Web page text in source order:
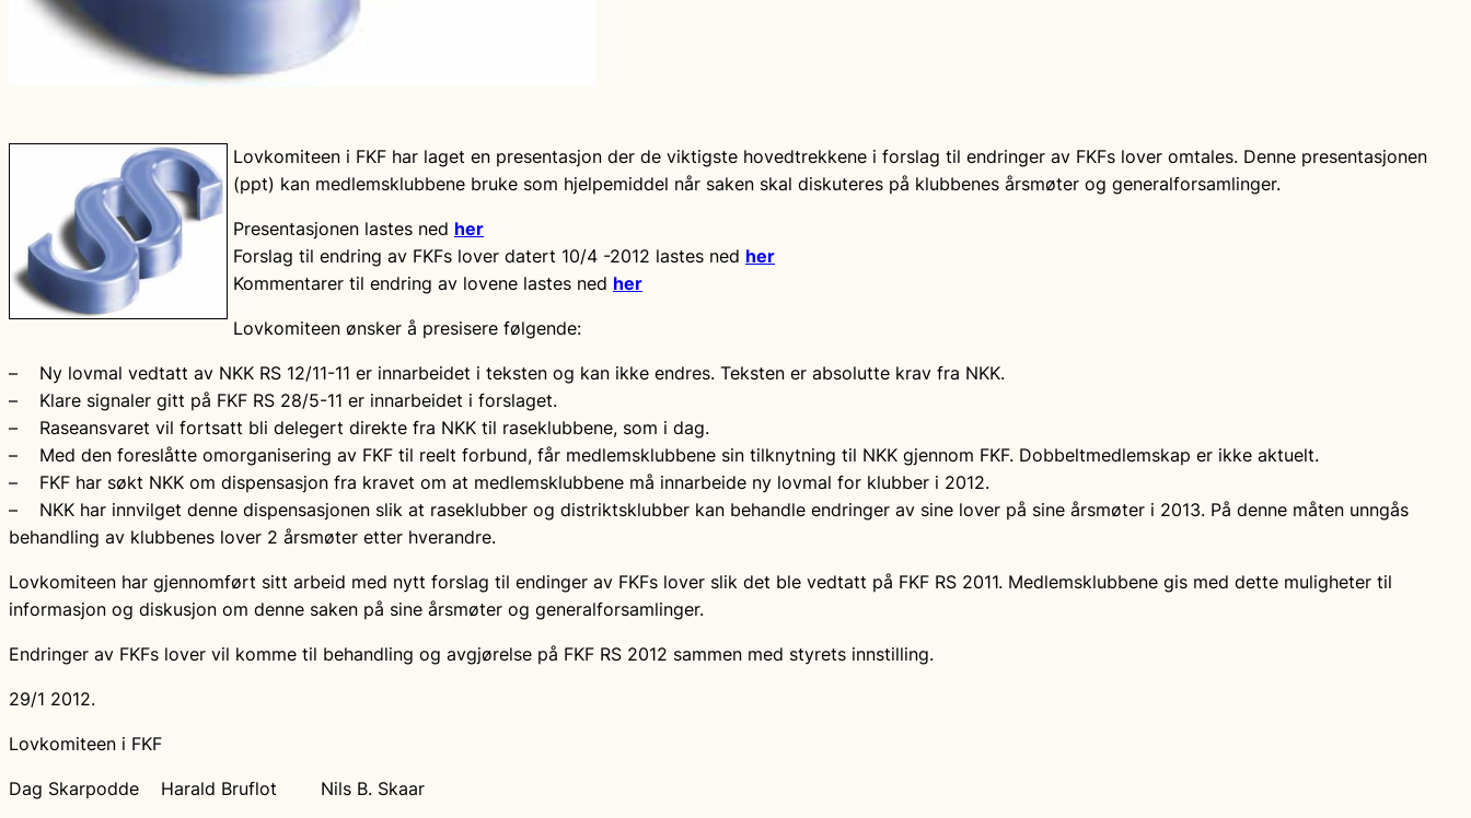
Lovkomiteen i FKF har laget en presentasjon der de viktigste hovedtrekkene i forslag til endringer av FKFs lover omtales. Denne presentasjonen
(ppt) kan medlemsklubbene bruke som hjelpemiddel når saken skal diskuteres på klubbenes årsmøter og generalforsamlinger.
Presentasjonen lastes ned her
Forslag til endring av FKFs lover datert 10/4 -2012 lastes ned her
Kommentarer til endring av lovene lastes ned her
Lovkomiteen ønsker å presisere følgende:
– Ny lovmal vedtatt av NKK RS 12/11-11 er innarbeidet i teksten og kan ikke endres. Teksten er absolutte krav fra NKK.
– Klare signaler gitt på FKF RS 28/5-11 er innarbeidet i forslaget.
– Raseansvaret vil fortsatt bli delegert direkte fra NKK til raseklubbene, som i dag.
– Med den foreslåtte omorganisering av FKF til reelt forbund, får medlemsklubbene sin tilknytning til NKK gjennom FKF. Dobbeltmedlemskap er ikke aktuelt.
– FKF har søkt NKK om dispensasjon fra kravet om at medlemsklubbene må innarbeide ny lovmal for klubber i 2012.
– NKK har innvilget denne dispensasjonen slik at raseklubber og distriktsklubber kan behandle endringer av sine lover på sine årsmøter i 2013. På denne måten unngås
behandling av klubbenes lover 2 årsmøter etter hverandre.
Lovkomiteen har gjennomført sitt arbeid med nytt forslag til endinger av FKFs lover slik det ble vedtatt på FKF RS 2011. Medlemsklubbene gis med dette muligheter til
informasjon og diskusjon om denne saken på sine årsmøter og generalforsamlinger.
Endringer av FKFs lover vil komme til behandling og avgjørelse på FKF RS 2012 sammen med styrets innstilling.
29/1 2012.
Lovkomiteen i FKF
Dag Skarpodde Harald Bruflot Nils B. Skaar